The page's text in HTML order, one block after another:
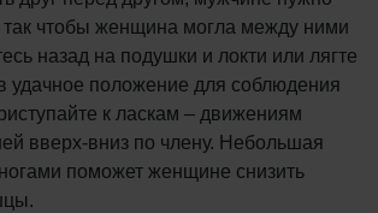
так чтобы женщина могла между ними
назад на подушки и локти или лягте
удачное положение для соблюдения
к ласкам – движениям
вверх-вниз по члену. Небольшая
поможет женщине снизить